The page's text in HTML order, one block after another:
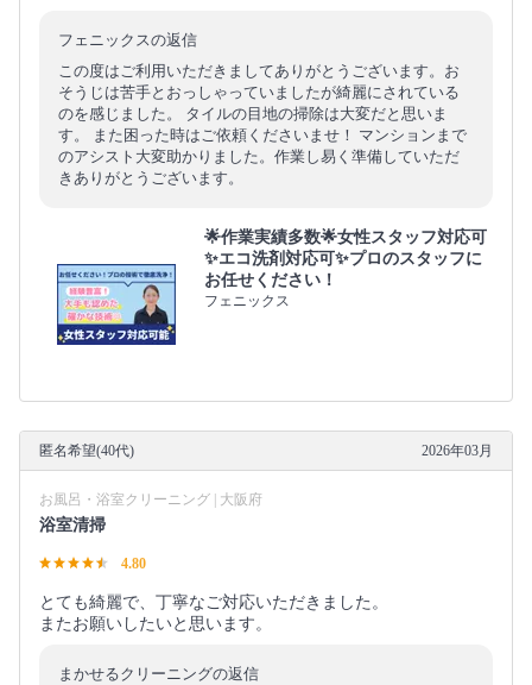
フェニックスの返信
この度はご利用いただきましてありがとうございます。お
そうじは苦手とおっしゃっていましたが綺麗にされている
のを感じました。 タイルの目地の掃除は大変だと思いま
す。 また困った時はご依頼くださいませ！ マンションまで
のアシスト大変助かりました。作業し易く準備していただ
きありがとうございます。
🌟作業実績多数🌟女性スタッフ対応可
✨エコ洗剤対応可✨プロのスタッフに
お任せください！
フェニックス
匿名希望(40代) 2026年03月
お風呂・浴室クリーニング | 大阪府
浴室清掃
4.80
とても綺麗で、丁寧なご対応いただきました。
またお願いしたいと思います。
まかせるクリーニングの返信